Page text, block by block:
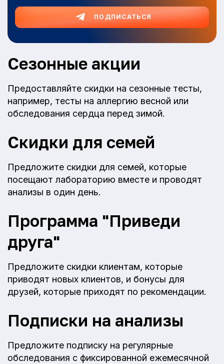
ПОДПИСАТЬСЯ
Сезонные акции
Предоставляйте скидки на сезонные тесты,
например, тесты на аллергию весной или
обследования сердца перед зимой.
Скидки для семей
Предложите скидки для семей, которые
посещают лабораторию вместе и проводят
анализы в один день.
Программа "Приведи
друга"
Предложите скидки клиентам, которые
приводят новых клиентов, и бонусы для
друзей, которые приходят по рекомендации.
Подписки на анализы
Предложите подписку на регулярные
обследования с фиксированной ежемесячной